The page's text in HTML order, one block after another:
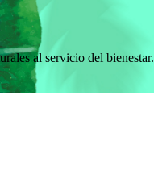
al servicio del bienestar.